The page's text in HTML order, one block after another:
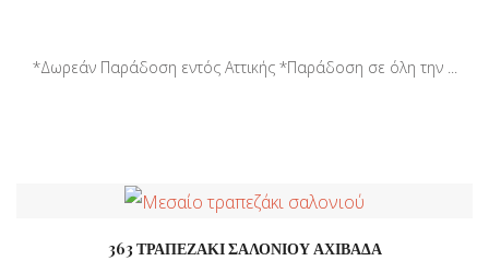
*Δωρεάν Παράδοση εντός Αττικής *Παράδοση σε όλη την ...
363 ΤΡΑΠΕΖΑΚΙ ΣΑΛΟΝΙΟΥ ΑΧΙΒΑΔΑ